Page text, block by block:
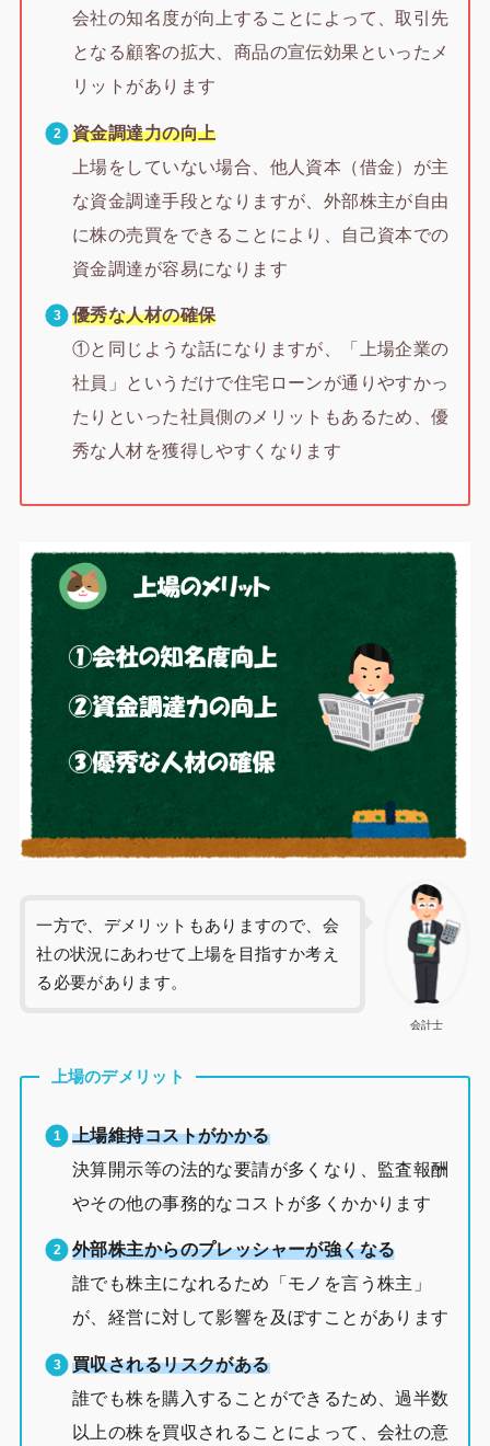
会社の知名度が向上することによって、取引先
となる顧客の拡大、商品の宣伝効果といったメ
リットがあります
資金調達力の向上
上場をしていない場合、他人資本（借金）が主
な資金調達手段となりますが、外部株主が自由
に株の売買をできることにより、自己資本での
資金調達が容易になります
優秀な人材の確保
①と同じような話になりますが、「上場企業の
社員」というだけで住宅ローンが通りやすかっ
たりといった社員側のメリットもあるため、優
秀な人材を獲得しやすくなります
会計士
一方で、デメリットもありますので、会
社の状況にあわせて上場を目指すか考え
る必要があります。
上場のデメリット
上場維持コストがかかる
決算開示等の法的な要請が多くなり、監査報酬
やその他の事務的なコストが多くかかります
外部株主からのプレッシャーが強くなる
誰でも株主になれるため「モノを言う株主」
が、経営に対して影響を及ぼすことがあります
買収されるリスクがある
誰でも株を購入することができるため、過半数
以上の株を買収されることによって、会社の意